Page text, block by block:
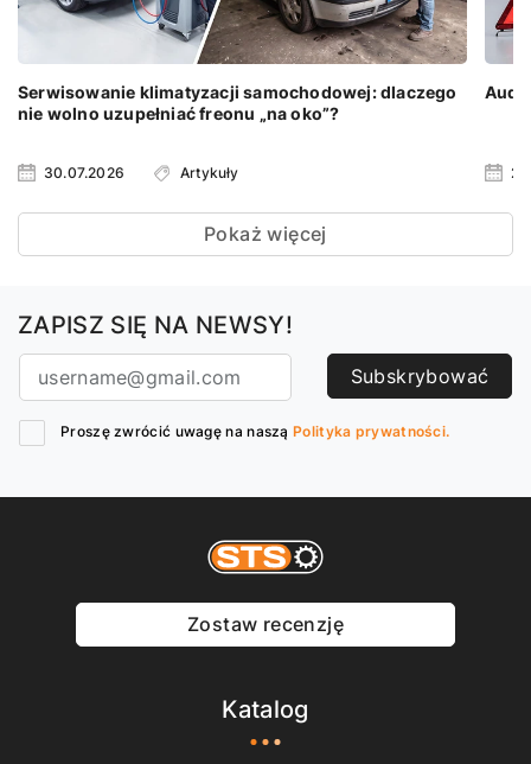
Serwisowanie klimatyzacji samochodowej: dlaczego
nie wolno uzupełniać freonu „na oko”?
30.07.2026 Artykuły
Audi
Pokaż więcej
ZAPISZ SIĘ NA NEWSY!
Subskrybować
Proszę zwrócić uwagę na naszą Polityka prywatności.
Zostaw recenzję
Katalog